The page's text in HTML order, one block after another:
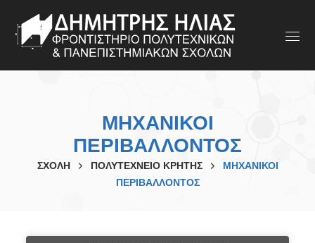
ΜΗΧΑΝΙΚΟΙ
ΠΕΡΙΒΑΛΛΟΝΤΟΣ
ΣΧΟΛΗ ΠΟΛΥΤΕΧΝΕΙΟ ΚΡΗΤΗΣ
ΜΗΧΑΝΙΚΟΙ
ΠΕΡΙΒΑΛΛΟΝΤΟΣ